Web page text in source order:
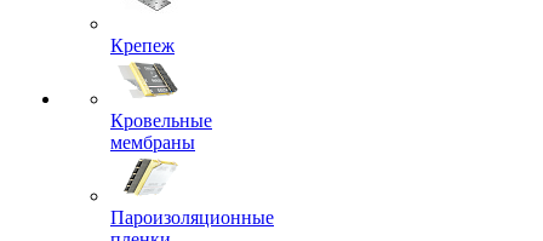
Крепеж
Кровельные
мембраны
Пароизоляционные